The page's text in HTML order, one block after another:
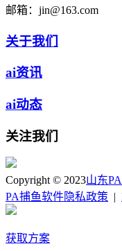
邮箱： jin@163.com
关于我们
ai资讯
ai动态
关注我们
Copyright © 2023山东
PA捕鱼软件隐私政策
获取方案